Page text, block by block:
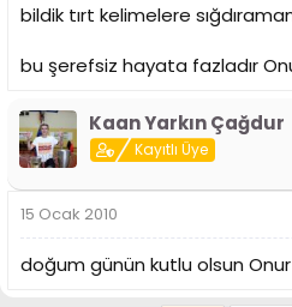
bildik tırt kelimelere
bu şerefsiz hayata fazladır
Kaan Yarkın Çağdur
Kayıtlı Üye
15 Ocak 2010
doğum günün kutlu olsun